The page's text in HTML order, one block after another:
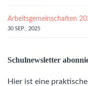
Arbeitsgemeinschaften
30 SEP., 2025
Schulnewsletter
Hier ist eine